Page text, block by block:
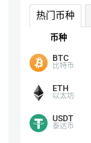
热门币种
币种
BTC
比特币
ETH
以太坊
USDT
泰达币